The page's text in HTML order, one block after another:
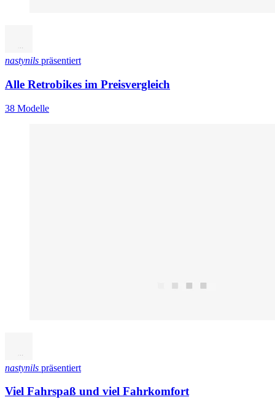
nastynils präsentiert
Alle Retrobikes im Preisvergleich
38 Modelle
nastynils präsentiert
Viel Fahrspaß und viel Fahrkomfort